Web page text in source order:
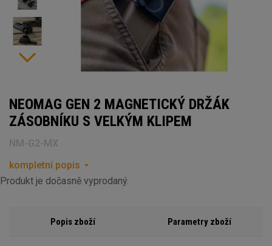
NEOMAG GEN 2 MAGNETICKÝ DRŽÁK
ZÁSOBNÍKU S VELKÝM KLIPEM
NM-G2-MX
kompletní popis
Produkt je dočasně vyprodaný.
Popis zboží Parametry zboží